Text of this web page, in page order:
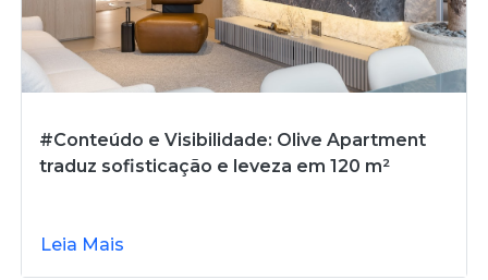
#Conteúdo e Visibilidade: Olive Apartment
traduz sofisticação e leveza em 120 m²
Leia Mais